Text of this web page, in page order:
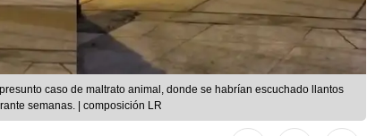
caso de maltrato animal, donde se habrían escuchado llantos
semanas. | composición LR